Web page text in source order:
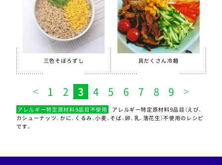
三色そぼろずし 具だくさん冷麺
1 2 3 4 5 6 7 8 9
アレルギー特定原材料9品目不使用
アレルギー特定原材料9品目（えび、
カシューナッツ、かに、くるみ、小麦、そば、卵、乳、落花生）不使用のレシピ
です。